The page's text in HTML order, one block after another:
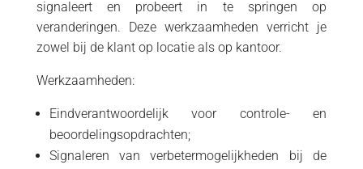
signaleert en probeert in te springen op
veranderingen. Deze werkzaamheden verricht je
zowel bij de klant op locatie als op kantoor.
Werkzaamheden:
Eindverantwoordelijk voor controle- en
beoordelingsopdrachten;
Signaleren van verbetermogelijkheden bij de